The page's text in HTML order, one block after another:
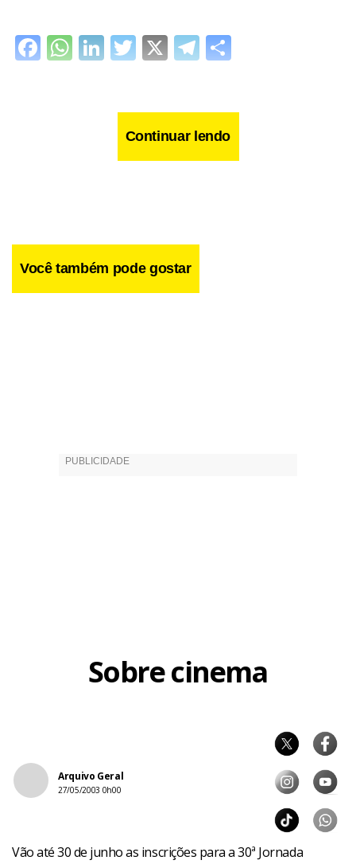
Facebook
WhatsApp
LinkedIn
Twitter
X Telegram
Continuar lendo
Você também pode gostar
Sobre cinema
Arquivo Geral
27/05/2003 0h00
Vão até 30 de junho as inscrições para a 30ª Jornada